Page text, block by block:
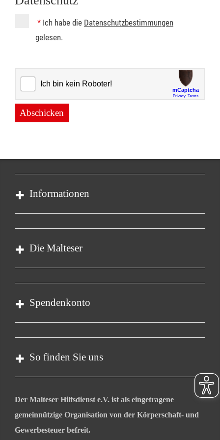
* Ich habe die Datenschutzbestimmungen
gelesen.
Abschicken
Informationen
Impressum
Datenschutz
Die Malteser
Malteser in Deutschland
Malteserorden
Spendenkonto
Empfänger: Malteser Hilfsdienst e.V.
Bank: PAX Bank für Kirche und Caritas eG
So finden Sie uns
Der Malteser Hilfsdienst e.V. ist als eingetragene
gemeinnützige Organisation von der Körperschaft- und
Gewerbesteuer befreit.